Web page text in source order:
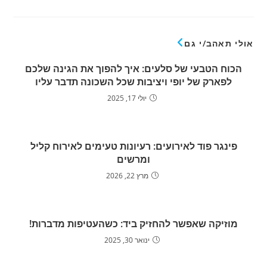
אולי תאהב/י גם
הכוח הטבעי של סלעים: איך להפוך את הגינה שלכם
לפארק של יופי ויציבות שכל השכונה תדבר עליו
יולי 17, 2025
פינגר פוד לאירועים: רעיונות טעימים לאירוח קליל
ומרשים
מרץ 22, 2026
מוזיקה שאפשר להחזיק ביד: כשהעטיפות מדברות!
ינואר 30, 2025